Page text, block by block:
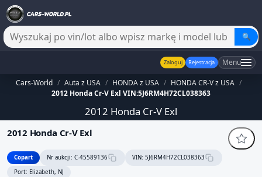
🔍
Zaloguj Rejestracja Menu
Cars-World / Auta z USA / HONDA z USA / HONDA CR-V z USA /
2012 Honda Cr-V Exl VIN:5J6RM4H72CL038363
2012 Honda Cr-V Exl
2012 Honda Cr-V Exl
Copart Nr aukcji: C-45589136
VIN: 5J6RM4H72CL038363
Port: Elizabeth, NJ